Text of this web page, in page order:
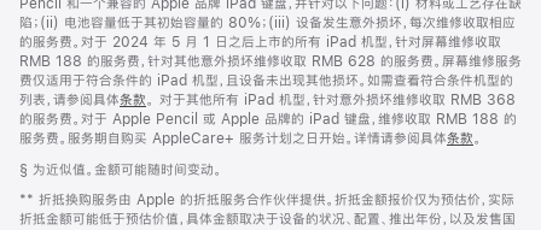
脚
注
Pencil 和一个兼容的 Apple 品牌 iPad 键盘，并针对以下问题：(i) 材料或工艺存在缺
陷；(ii) 电池容量低于其初始容量的 80%；(iii) 设备发生意外损坏，每次维修收取相应
的服务费。对于 2024 年 5 月 1 日之后上市的所有 iPad 机型，针对屏幕维修收取
RMB 188 的服务费，针对其他意外损坏维修收取 RMB 628 的服务费。屏幕维修服务
费仅适用于符合条件的 iPad 机型，且设备未出现其他损坏。如需查看符合条件机型的
列表，请参阅具体条款。 对于其他所有 iPad 机型，针对意外损坏维修收取 RMB 368
的服务费。对于 Apple Pencil 或 Apple 品牌的 iPad 键盘，维修收取 RMB 188 的
服务费。服务期自购买 AppleCare+ 服务计划之日开始。详情请参阅具体条款。
脚
§ 为近似值。金额可能随时间变动。
脚
注
** 折抵换购服务由 Apple 的折抵服务合作伙伴提供。折抵金额报价仅为预估价，实际
折抵金额可能低于预估价值，具体金额取决于设备的状况、配置、推出年份，以及发售国